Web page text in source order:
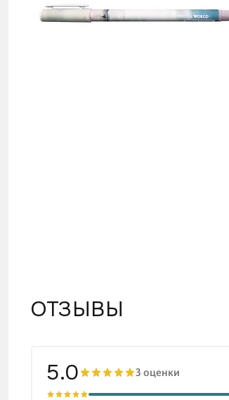
ОТЗЫВЫ
5.0 3 оценки